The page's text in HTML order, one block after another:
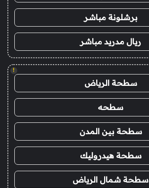
برشلونة مباشر
ريال مدريد مباشر
!
سطحة الرياض
سطحه
سطحة بين المدن
سطحة هيدروليك
سطحة شمال الرياض